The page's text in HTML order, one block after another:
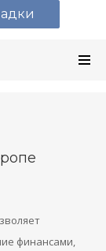
финансами,